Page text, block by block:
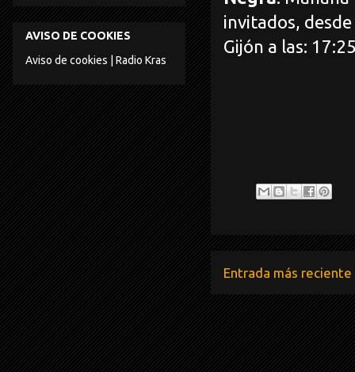
invitados,
Gijón a las:
Entrada más reciente
AVISO DE COOKIES
Aviso de cookies | Radio Kras